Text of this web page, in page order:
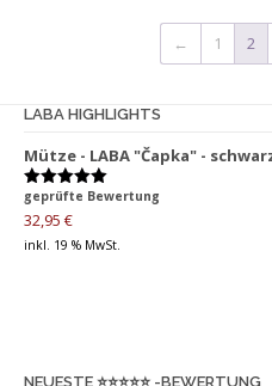
← 1 2
LABA HIGHLIGHTS
Mütze - LABA "Čapka" -
Bewertet
mit5.00
von 5
geprüfte Bewertung
32,95 €
inkl. 19 % MwSt.
NEUESTE ⭐️⭐️⭐️⭐️⭐️ -BEWERTUNG